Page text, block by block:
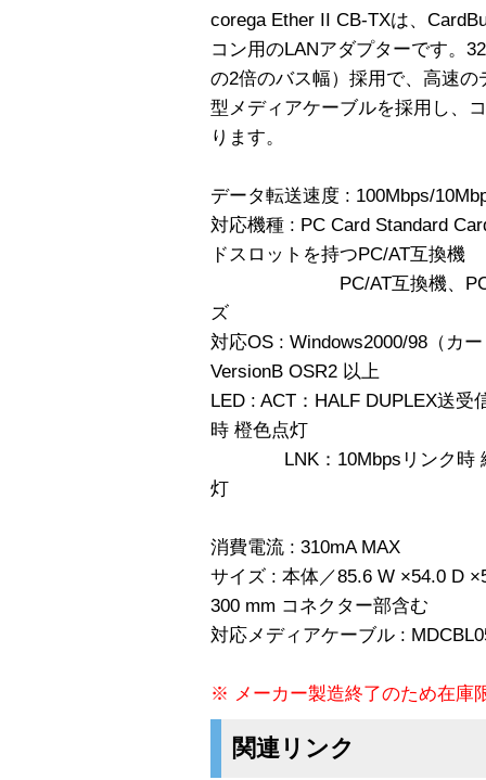
corega Ether II CB-TXは、
コン用のLANアダプターです。
の2倍のバス幅）採用で、高速
型メディアケーブルを採用し、
ります。
データ転送速度 : 100Mbps/
対応機種 : PC Card Standard
ドスロットを持つPC/AT互換機
PC/AT互換機、PC-
ズ
対応OS : Windows2000/98（カ
VersionB OSR2 以上
LED : ACT：HALF DUPLEX送受
時 橙色点灯
LNK：10Mbpsリンク時 緑
灯
消費電流 : 310mA MAX
サイズ : 本体／85.6 W ×54.0 D
300 mm コネクター部含む
対応メディアケーブル :
※ メーカー製造終了のため在庫
関連リンク